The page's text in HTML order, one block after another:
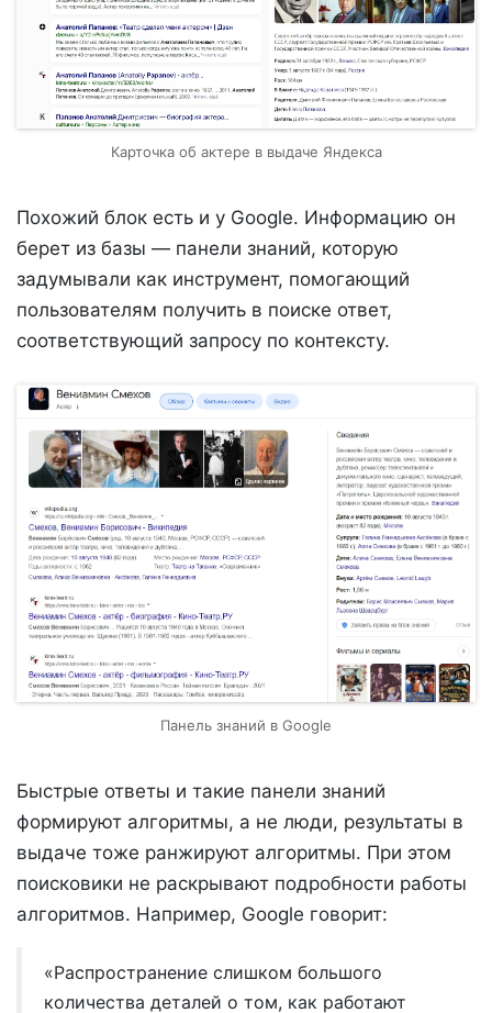
Карточка об актере в выдаче Яндекса
Похожий блок есть и у Google. Информацию он
берет из базы — панели знаний, которую
задумывали как инструмент, помогающий
пользователям получить в поиске ответ,
соответствующий запросу по контексту.
Панель знаний в Google
Быстрые ответы и такие панели знаний
формируют алгоритмы, а не люди, результаты в
выдаче тоже ранжируют алгоритмы. При этом
поисковики не раскрывают подробности работы
алгоритмов. Например, Google говорит:
«Распространение слишком большого
количества деталей о том, как работают